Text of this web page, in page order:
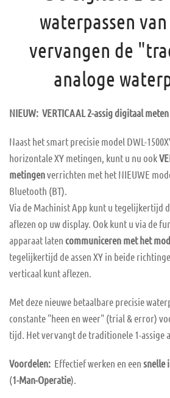
waterpassen
vervangen de
analoge
NIEUW: VERTICAAL 2-assig digitaal meten
Naast het smart precisie model DWL-
horizontale XY metingen, kunt u nu ook
metingenverrichten met het NIEUWE
Bluetooth (BT).
Via de Machinist App kunt u tegelijkertijd
aflezen op uw display. Ook kunt u via de
apparaat laten communiceren met het
tegelijkertijd de assen XY in beide
verticaal kunt aflezen.
Met deze nieuwe betaalbare precisie
constante "heen en weer" (trial & error)
tijd. Het vervangt de traditionele 1-assige
Voordelen: Effectief werken en een snelle
(1-Man-Operatie).